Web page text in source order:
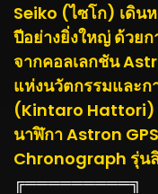
Seiko (ไซโก) เดิน
ปีอย่างยิ่งใหญ่ ด้วยก
จากคอลเลกชัน
แห่งนวัตกรรมและก
(Kintaro Hattori)
นาฬิกา Astron
Chronograph รุ่น
╔═════════╗